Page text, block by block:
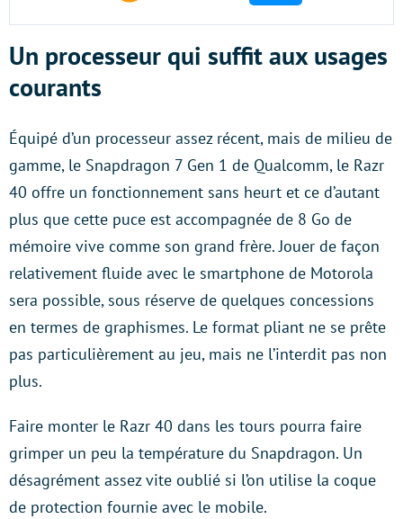
Un processeur qui suffit aux usages
courants
Équipé d’un processeur assez récent, mais de milieu de
gamme, le Snapdragon 7 Gen 1 de Qualcomm, le Razr
40 offre un fonctionnement sans heurt et ce d’autant
plus que cette puce est accompagnée de 8 Go de
mémoire vive comme son grand frère. Jouer de façon
relativement fluide avec le smartphone de Motorola
sera possible, sous réserve de quelques concessions
en termes de graphismes. Le format pliant ne se prête
pas particulièrement au jeu, mais ne l’interdit pas non
plus.
Faire monter le Razr 40 dans les tours pourra faire
grimper un peu la température du Snapdragon. Un
désagrément assez vite oublié si l’on utilise la coque
de protection fournie avec le mobile.